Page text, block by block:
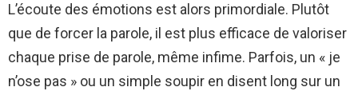
L’écoute des émotions est alors primordiale. Plutôt
que de forcer la parole, il est plus efficace de valoriser
chaque prise de parole, même infime. Parfois, un « je
n’ose pas » ou un simple soupir en disent long sur un